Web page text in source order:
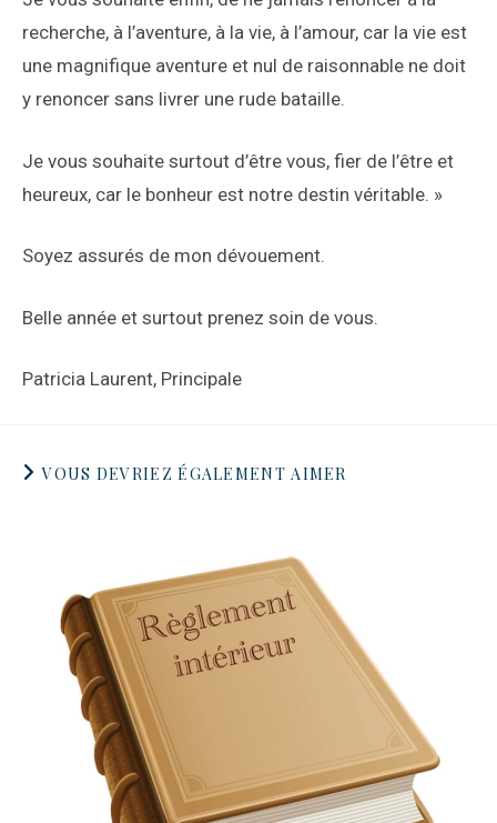
recherche, à l’aventure, à la vie, à l’amour, car la vie est
une magnifique aventure et nul de raisonnable ne doit
y renoncer sans livrer une rude bataille.
Je vous souhaite surtout d’être vous, fier de l’être et
heureux, car le bonheur est notre destin véritable. »
Soyez assurés de mon dévouement.
Belle année et surtout prenez soin de vous.
Patricia Laurent, Principale
VOUS DEVRIEZ ÉGALEMENT AIMER